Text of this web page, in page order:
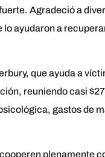
Agradeció a
lo ayudaron a
que ayuda a
reuniendo casi
gastos de
plenamente